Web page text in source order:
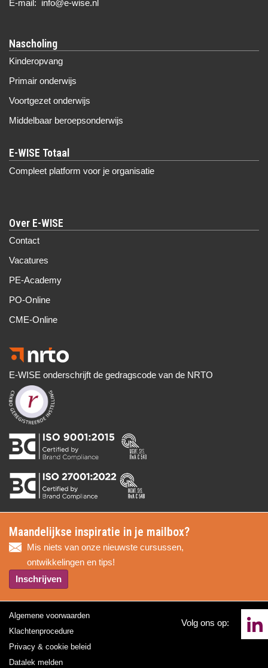
E-mail: info@e-wise.nl
Nascholing
Kinderopvang
Primair onderwijs
Voortgezet onderwijs
Middelbaar beroepsonderwijs
Compleet platform voor je organisatie
Over E-WISE
Contact
Vacatures
PE-Academy
PO-Online
CME-Online
E-WISE onderschrijft de gedragscode van de NRTO
Maandelijkse inspiratie in je mailbox?
Mis niets van onze nieuwste cursussen,
ontwikkelingen en tips!
Inschrijven
Algemene voorwaarden
Klachtenprocedure
Privacy & cookie beleid
Datalek melden
Volg ons op: